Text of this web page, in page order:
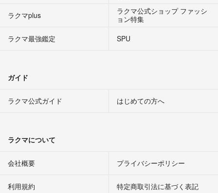
ラクマplus
ラクマ公式ショップ ファッシ
ョン特集
ラクマ最強鑑定
SPU
ガイド
ラクマ公式ガイド はじめての方へ
ラクマについて
会社概要 プライバシーポリシー
利用規約 特定商取引法に基づく表記